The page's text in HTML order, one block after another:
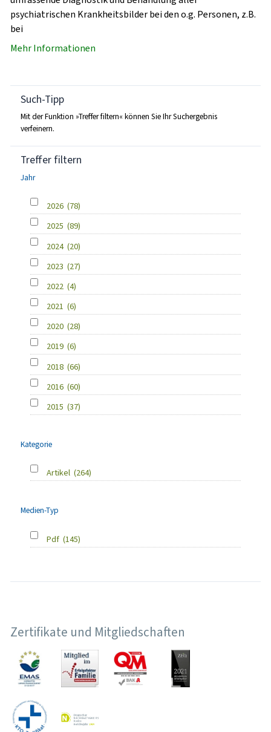
psychiatrischen Krankheitsbilder bei den o.g. Personen, z.B.
bei
Mehr Informationen
Such-Tipp
Mit der Funktion »Treffer filtern« können Sie Ihr Suchergebnis
verfeinern.
Treffer filtern
Jahr
2026 (78)
2025 (89)
2024 (20)
2023 (27)
2022 (4)
2021 (6)
2020 (28)
2019 (6)
2018 (66)
2016 (60)
2015 (37)
Kategorie
Artikel (264)
Medien-Typ
Pdf (145)
Zertifikate und Mitgliedschaften